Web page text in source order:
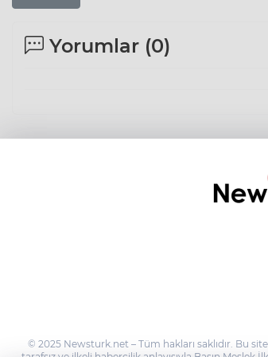
Yorumlar (0)
© 2025 Newsturk.net – Tüm hakları saklıdır. Bu